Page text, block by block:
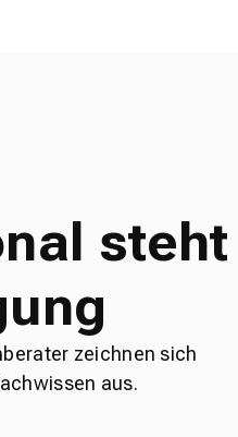
steht
zeichnen sich
aus.